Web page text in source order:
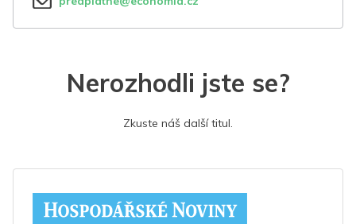
Nerozhodli jste se?
Zkuste náš další titul.